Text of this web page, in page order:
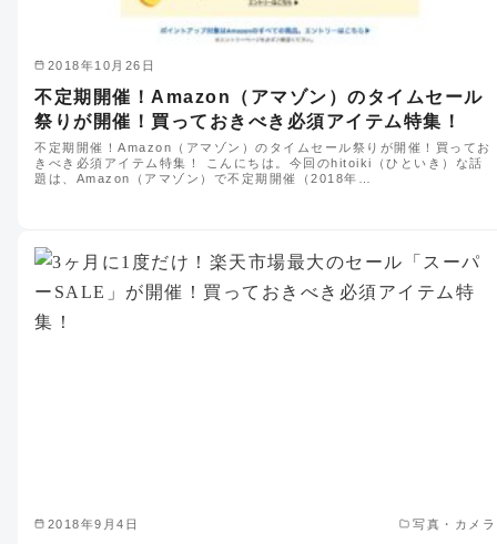
2018年10月26日
不定期開催！Amazon（アマゾン）のタイムセール
祭りが開催！買っておきべき必須アイテム特集！
不定期開催！Amazon（アマゾン）のタイムセール祭りが開催！買ってお
きべき必須アイテム特集！ こんにちは。今回のhitoiki（ひといき）な話
題は、Amazon（アマゾン）で不定期開催（2018年…
2018年9月4日 写真・カメラ